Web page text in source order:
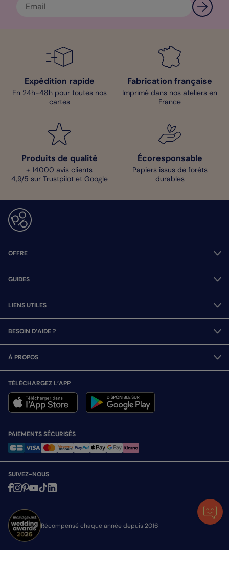
Expédition rapide
En 24h-48h pour toutes nos
cartes
Fabrication française
Imprimé dans nos ateliers en
France
Produits de qualité
+ 14000 avis clients
4,9/5 sur Trustpilot et Google
Écoresponsable
Papiers issus de forêts
durables
OFFRE
GUIDES
LIENS UTILES
BESOIN D’AIDE ?
À PROPOS
TÉLÉCHARGEZ L’APP
PAIEMENTS SÉCURISÉS
SUIVEZ-NOUS
Récompensé chaque année depuis 2016